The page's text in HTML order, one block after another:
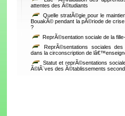
attentes des Ã©tudiants
Quelle stratÃ©gie pour le
BouakÃ© pendant la pÃ©riode de
?
ReprÃ©sentation sociale de la
ReprÃ©sentations sociales
dans la circonscription de
Statut et reprÃ©sentations
Ã©lÃ¨ves des Ã©tablissements